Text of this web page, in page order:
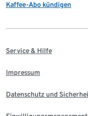
Kaffee-Abo kündigen
Service & Hilfe
Impressum
Datenschutz und